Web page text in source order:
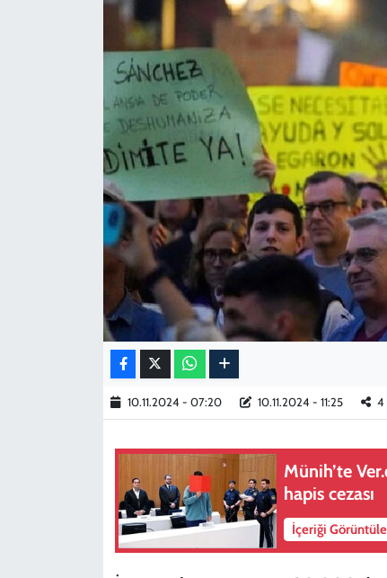
10.11.2024 - 07:20 10.11.2024 - 11:25 4
Münih’te
hapis cezası
İçeriği Görüntüle
YAZARLAR